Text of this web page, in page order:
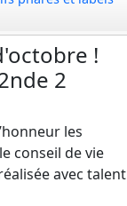
!
2
les
conseil de vie
avec talent